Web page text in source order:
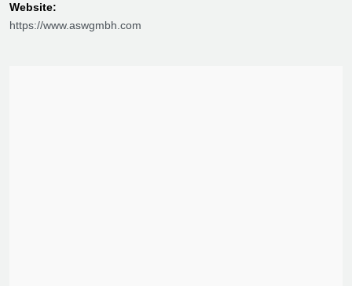
Website:
https://www.aswgmbh.com